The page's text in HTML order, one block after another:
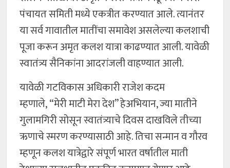
पंचायत समिती मध्ये एकत्रीत करण्यात आले. त्यानंतर
या सर्व गावातील मातींचा समावेश असलेल्या कलशाची
पूजा करून अमृत कलश यात्रा काढण्यात आली. यावेळी
स्वातंत्र्य सैनिकांना आदरांजली वाहण्यात आली.
यावेळी गटविकास अधिकारी राजेश कदम
म्हणाले, “मेरी माटी मेरा देश” हेअभियान, ज्या मातीने
गुलामगिरी सोसून स्वातंत्र्याचे दिवस दाखविले तीच्या
ऋणाचे स्मरण करण्यासाठी आहे. तिचा सन्मान व गौरव
म्हणून कलश यात्रेद्वारे संपूर्ण भारत वर्षातील माती